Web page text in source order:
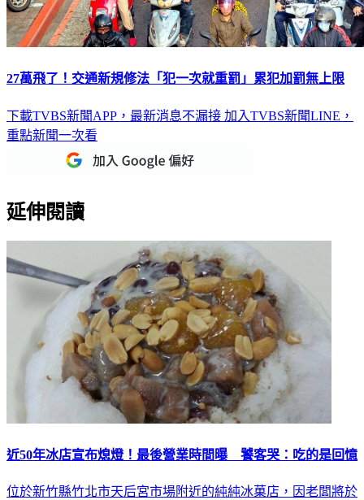
27萬飛了！交通新規修法「犯一次就重罰」累犯加罰無上限
下載TVBS新聞APP，最新消息不漏接 加入TVBS新聞LINE，
重點新聞一次看
延伸閱讀
近50年冰店宣布熄燈！最後營業時間曝 饕客哭：吃的是回憶
位於新竹縣竹北市天后宮市場附近的純純冰菓店，因老闆將於